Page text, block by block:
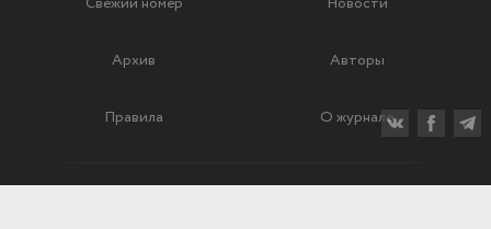
Архив Авторы
Правила О журнале